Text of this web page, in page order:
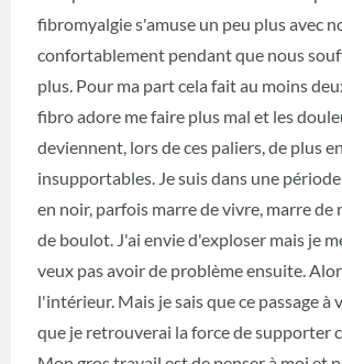
fibromyalgie s'amuse un peu plus avec
confortablement pendant que nous
plus. Pour ma part cela fait au moins
fibro adore me faire plus mal et les
deviennent, lors de ces paliers, de plus
insupportables. Je suis dans une
en noir, parfois marre de vivre, marre de
de boulot. J'ai envie d'exploser mais je
veux pas avoir de problème ensuite.
l'intérieur. Mais je sais que ce passage à
que je retrouverai la force de supporter